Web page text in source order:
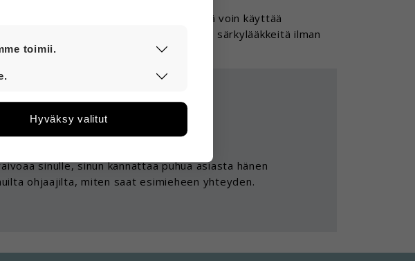
oikein. Lääkäri on sanonut minulle, että voin käyttää
joihin ei tarvita reseptiä. Enkä minä ota särkylääkkeitä ilman
sinulle.
muidenkin ohjaajien kanssa.
sinulle, sinun kannattaa puhua asiasta hänen
ohjaajilta, miten saat esimieheen yhteyden.
toimii.
voi käyttää sujuvasti ja
käyttäjien tarpeita.
sivuja käytetään ja miten
kuten nimiä, eikä tietoja
Hyväksy valitut